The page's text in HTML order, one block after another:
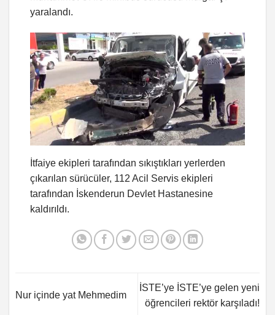
yaralandı.
İtfaiye ekipleri tarafından sıkıştıkları yerlerden
çıkarılan sürücüler, 112 Acil Servis ekipleri
tarafından İskenderun Devlet Hastanesine
kaldırıldı.
Nur içinde yat Mehmedim
İSTE’ye İSTE’ye gelen yeni
öğrencileri rektör karşıladı!